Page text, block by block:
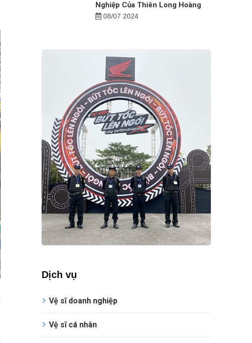
Nghiệp Của Thiên Long Hoàng
08/07 2024
Dịch vụ
Vệ sĩ doanh nghiệp
Vệ sĩ cá nhân